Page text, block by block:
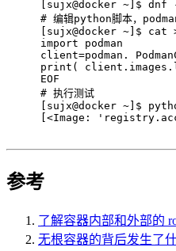
[sujx@docker ~]$
# 编辑python脚本，
[sujx@docker ~]$ cat
import podman
client=podman.
print(
EOF
# 执行测试
[sujx@docker ~]$
[<Image:
参考
了解容器内部和外部的
无根容器的背后发生了